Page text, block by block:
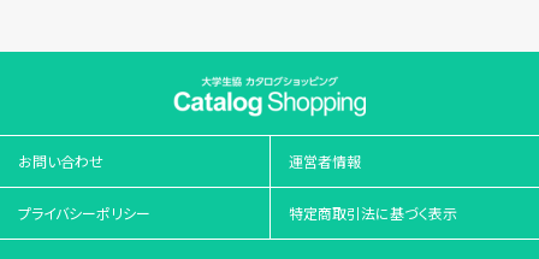
お問い合わせ 運営者情報
プライバシーポリシー 特定商取引法に基づく表示